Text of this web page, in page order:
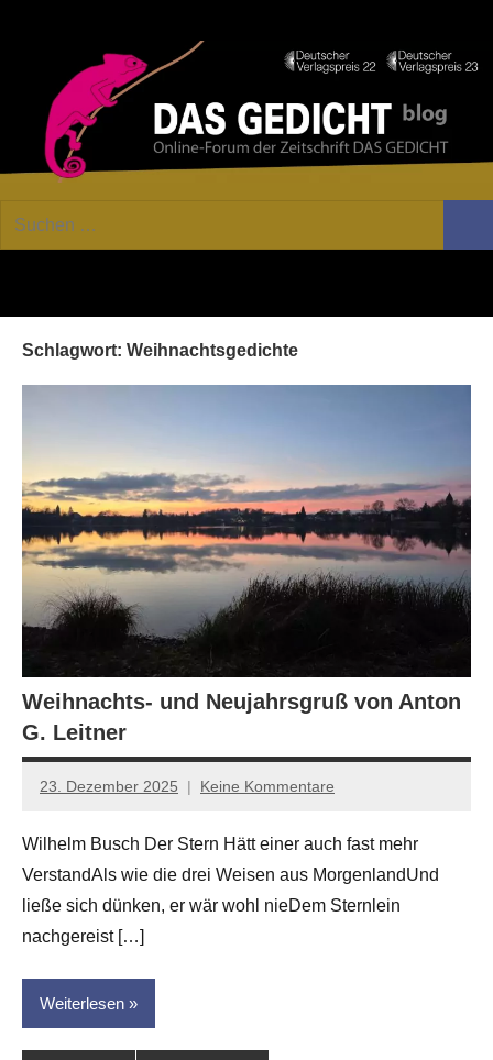
GEDICHT
Forum
von
Suchen
Schlagwort: Weihnachtsgedichte
Weihnachts- und Neujahrsgruß von Anton
G. Leitner
23. Dezember 2025
Jan-
Hornauer
für
dasgedichtblog
Keine Kommentare
Wilhelm Busch Der Stern Hätt einer auch fast mehr
VerstandAls wie die drei Weisen aus MorgenlandUnd
ließe sich dünken, er wär wohl nieDem Sternlein
nachgereist […]
Weiterlesen